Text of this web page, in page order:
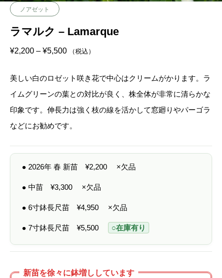
ノアゼット
ラマルク – Lamarque
¥2,200 – ¥5,500価
¥
2
,
2
0
–
5
,
0
（税込）
美しい白のロゼット咲き花で中心はクリームがかります。ラ
イムグリーンの葉との対比が良く、株全体が非常に清らかな
印象です。伸長力は強く枝の線を活かして窓廻りやパーゴラ
などにお勧めです。
● 2026年 春 新苗 ¥2,200 ×欠品
● 中苗 ¥3,300 ×欠品
● 6寸鉢長尺苗 ¥4,950 ×欠品
● 7寸鉢長尺苗 ¥5,500 ○在庫有り
新苗を徐々に鉢増ししています